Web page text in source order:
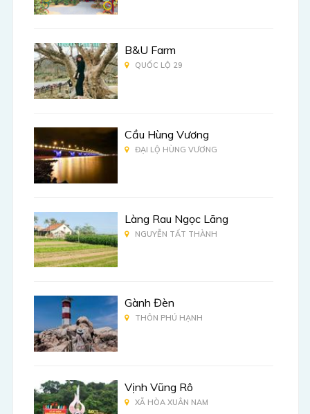
B&U Farm
QUỐC LỘ 29
Cầu Hùng Vương
ĐẠI LỘ HÙNG VƯƠNG
Làng Rau Ngọc Lãng
NGUYỄN TẤT THÀNH
Gành Đèn
THÔN PHÚ HẠNH
Vịnh Vũng Rô
XÃ HÒA XUÂN NAM